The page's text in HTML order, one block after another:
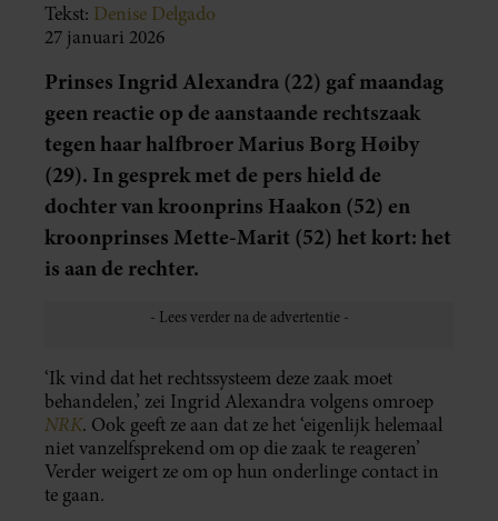
Tekst: Denise Delgado
27 januari 2026
Prinses Ingrid Alexandra (22) gaf maandag
geen reactie op de aanstaande rechtszaak
tegen haar halfbroer Marius Borg Høiby
(29). In gesprek met de pers hield de
dochter van kroonprins Haakon (52) en
kroonprinses Mette-Marit (52) het kort: het
is aan de rechter.
‘Ik vind dat het rechtssysteem deze zaak moet
behandelen,’ zei Ingrid Alexandra volgens omroep
NRK. Ook geeft ze aan dat ze het ‘eigenlijk helemaal
niet vanzelfsprekend om op die zaak te reageren’
Verder weigert ze om op hun onderlinge contact in
te gaan.